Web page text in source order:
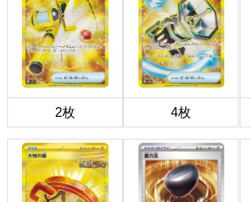
2枚 4枚